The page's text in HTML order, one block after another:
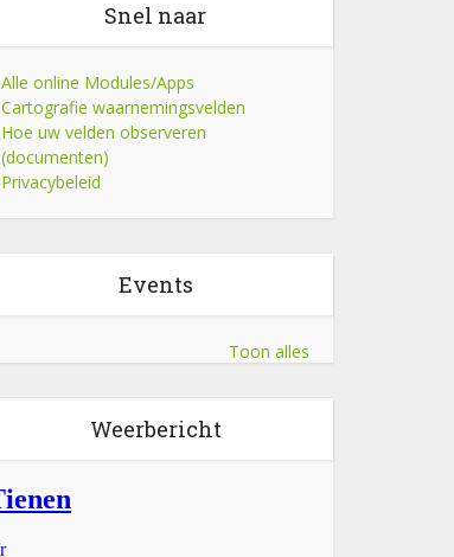
Snel naar
Alle online Modules/Apps
Cartografie waarnemingsvelden
Hoe uw velden observeren
(documenten)
Privacybeleid
Events
Toon alles
Weerbericht